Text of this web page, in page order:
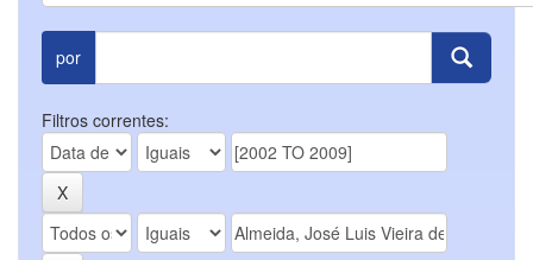
por
Filtros correntes: